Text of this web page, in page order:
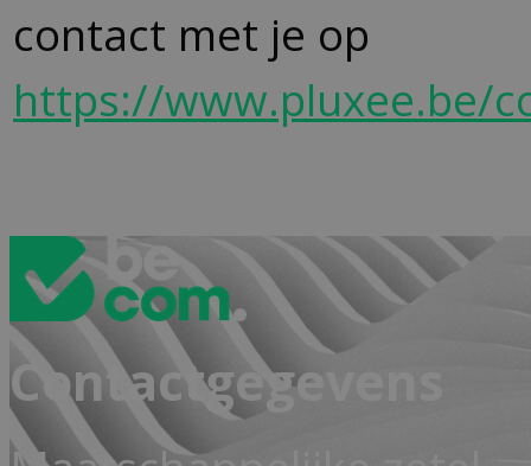
contact met je op
https://www.pluxee.be/
Contactgegevens